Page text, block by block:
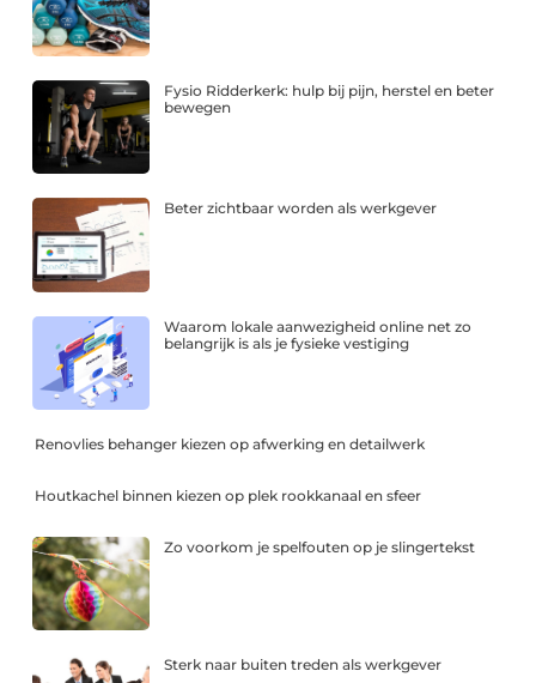
Fysio Ridderkerk: hulp bij pijn, herstel en beter
bewegen
Beter zichtbaar worden als werkgever
Waarom lokale aanwezigheid online net zo
belangrijk is als je fysieke vestiging
Renovlies behanger kiezen op afwerking en detailwerk
Houtkachel binnen kiezen op plek rookkanaal en sfeer
Zo voorkom je spelfouten op je slingertekst
Sterk naar buiten treden als werkgever